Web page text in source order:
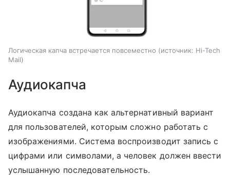
Логическая капча встречается повсеместно источник: Hi-Tech
Mail
Аудиокапча
Аудиокапча создана как альтернативный вариант
для пользователей, которым сложно работать с
изображениями. Система воспроизводит запись с
цифрами или символами, а человек должен ввести
услышанную последовательность.